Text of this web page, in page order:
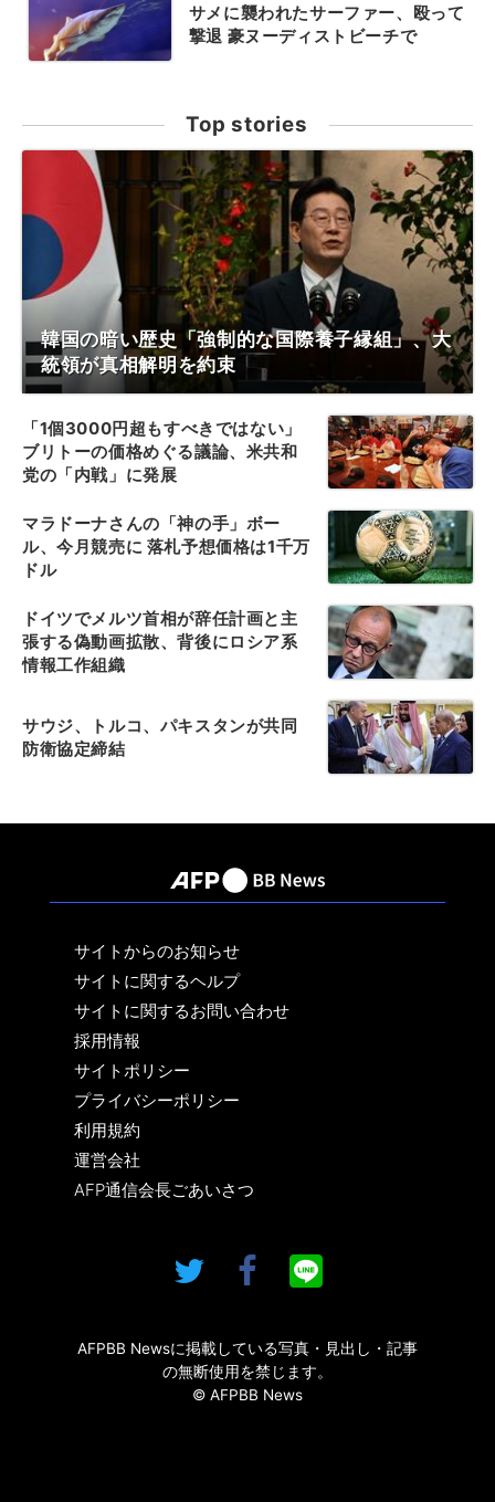
サメに襲われたサーファー、殴って
撃退 豪ヌーディストビーチで
Top stories
韓国の暗い歴史「強制的な国際養子縁組」、大
統領が真相解明を約束
「1個3000円超もすべきではない」
ブリトーの価格めぐる議論、米共和
党の「内戦」に発展
マラドーナさんの「神の手」ボー
ル、今月競売に 落札予想価格は1千万
ドル
ドイツでメルツ首相が辞任計画と主
張する偽動画拡散、背後にロシア系
情報工作組織
サウジ、トルコ、パキスタンが共同
防衛協定締結
サイトからのお知らせ
サイトに関するヘルプ
サイトに関するお問い合わせ
採用情報
サイトポリシー
プライバシーポリシー
利用規約
運営会社
AFP通信会長ごあいさつ
AFPBB Newsに掲載している写真・見出し・記事
の無断使用を禁じます。
© AFPBB News